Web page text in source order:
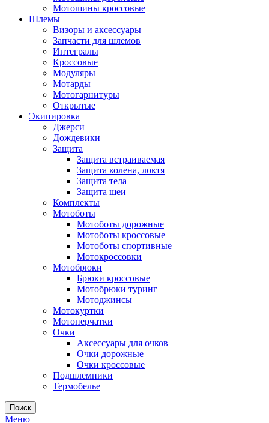
Мотошины кроссовые
Шлемы
Визоры и аксессуары
Запчасти для шлемов
Интегралы
Кроссовые
Модуляры
Мотарды
Мотогарнитуры
Открытые
Экипировка
Джерси
Дождевики
Защита
Защита встраиваемая
Защита колена, локтя
Защита тела
Защита шеи
Комплекты
Мотоботы
Мотоботы дорожные
Мотоботы кроссовые
Мотоботы спортивные
Мотокроссовки
Мотобрюки
Брюки кроссовые
Мотобрюки туринг
Мотоджинсы
Мотокуртки
Мотоперчатки
Очки
Аксессуары для очков
Очки дорожные
Очки кроссовые
Подшлемники
Термобелье
Поиск
Меню